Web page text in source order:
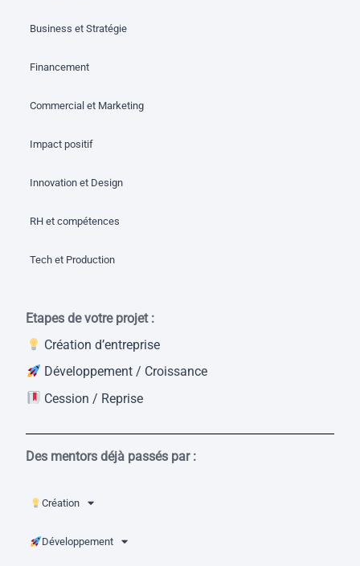
Business et Stratégie
Financement
Commercial et Marketing
Impact positif
Innovation et Design
RH et compétences
Tech et Production
Etapes de votre projet :
Création d’entreprise
Développement / Croissance
Cession / Reprise
Des mentors déjà passés par :
Création
Développement